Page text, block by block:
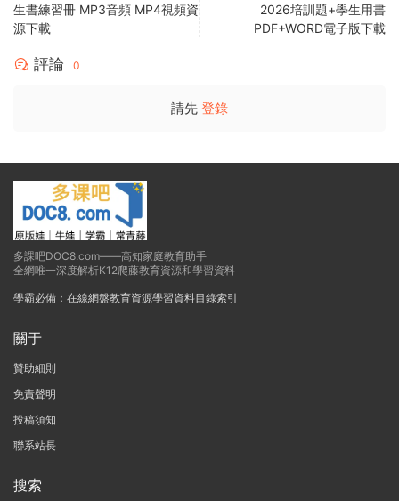
生書練習冊 MP3音頻 MP4視頻資
源下載
2026培訓題+學生用書
PDF+WORD電子版下載
評論 0
請先 登錄
多課吧DOC8.com——高知家庭教育助手
全網唯一深度解析K12爬藤教育資源和學習資料
學霸必備：在線網盤教育資源學習資料目錄索引
關于
贊助細則
免責聲明
投稿須知
聯系站長
搜索